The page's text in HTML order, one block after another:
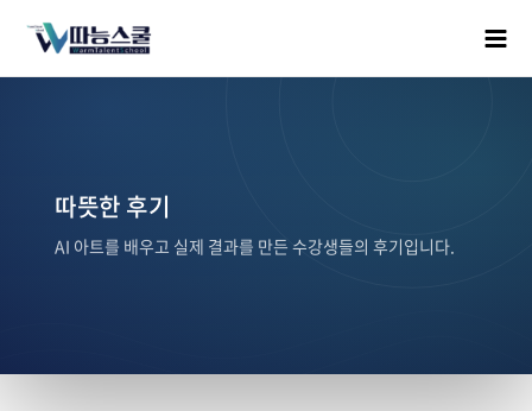
따뜻한 후기
AI 아트를 배우고 실제 결과를 만든 수강생들의 후기입니다.